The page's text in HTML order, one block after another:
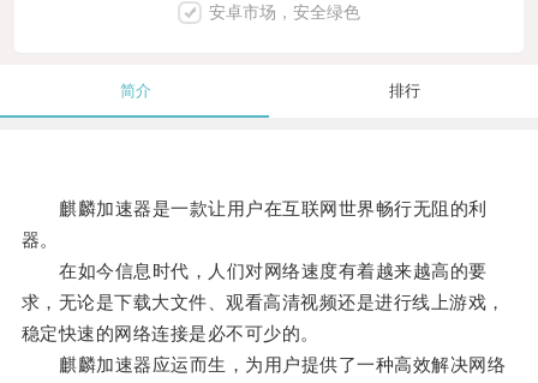
安卓市场，安全绿色
简介 排行
麒麟加速器是一款让用户在互联网世界畅行无阻的利
器。
在如今信息时代，人们对网络速度有着越来越高的要
求，无论是下载大文件、观看高清视频还是进行线上游戏，
稳定快速的网络连接是必不可少的。
麒麟加速器应运而生，为用户提供了一种高效解决网络